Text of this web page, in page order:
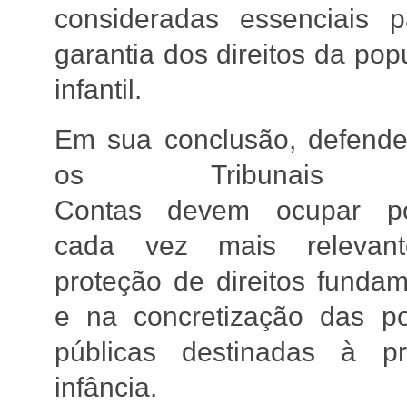
consideradas essenciais
garantia dos direitos da
infantil.
Em sua conclusão,
os Tribunais
Contas devem ocupar
cada vez mais
proteção de direitos
e na concretização das
públicas destinadas à
infância.